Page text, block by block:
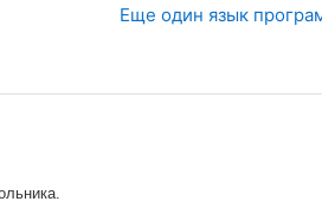
Еще один язык